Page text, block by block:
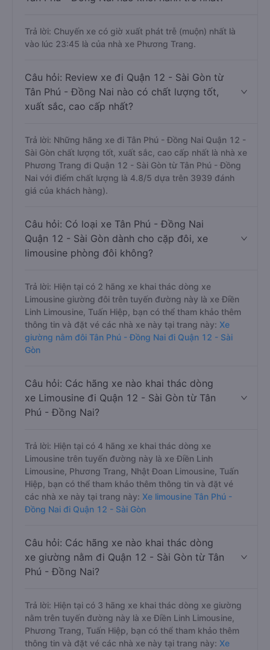
Trả lời: Chuyến xe có giờ xuất phát trễ (muộn) nhất là
vào lúc 23:45 là của nhà xe Phương Trang.
Câu hỏi: Review xe đi Quận 12 - Sài Gòn từ
Tân Phú - Đồng Nai nào có chất lượng tốt,
xuất sắc, cao cấp nhất?
Trả lời: Những hãng xe đi Tân Phú - Đồng Nai Quận 12 -
Sài Gòn chất lượng tốt, xuất sắc, cao cấp nhất là nhà xe
Phương Trang đi Quận 12 - Sài Gòn từ Tân Phú - Đồng
Nai với điểm chất lượng là 4.8/5 dựa trên 3939 đánh
giá của khách hàng).
Câu hỏi: Có loại xe Tân Phú - Đồng Nai
Quận 12 - Sài Gòn dành cho cặp đôi, xe
limousine phòng đôi không?
Trả lời: Hiện tại có 2 hãng xe khai thác dòng xe
Limousine giường đôi trên tuyến đường này là xe Điền
Linh Limousine, Tuấn Hiệp, bạn có thể tham khảo thêm
thông tin và đặt vé các nhà xe này tại trang này: Xe
giường nằm đôi Tân Phú - Đồng Nai đi Quận 12 - Sài
Gòn
Câu hỏi: Các hãng xe nào khai thác dòng
xe Limousine đi Quận 12 - Sài Gòn từ Tân
Phú - Đồng Nai?
Trả lời: Hiện tại có 4 hãng xe khai thác dòng xe
Limousine trên tuyến đường này là xe Điền Linh
Limousine, Phương Trang, Nhật Đoan Limousine, Tuấn
Hiệp, bạn có thể tham khảo thêm thông tin và đặt vé
các nhà xe này tại trang này: Xe limousine Tân Phú -
Đồng Nai đi Quận 12 - Sài Gòn
Câu hỏi: Các hãng xe nào khai thác dòng
xe giường nằm đi Quận 12 - Sài Gòn từ Tân
Phú - Đồng Nai?
Trả lời: Hiện tại có 3 hãng xe khai thác dòng xe giường
nằm trên tuyến đường này là xe Điền Linh Limousine,
Phương Trang, Tuấn Hiệp, bạn có thể tham khảo thêm
thông tin và đặt vé các nhà xe này tại trang này: Xe